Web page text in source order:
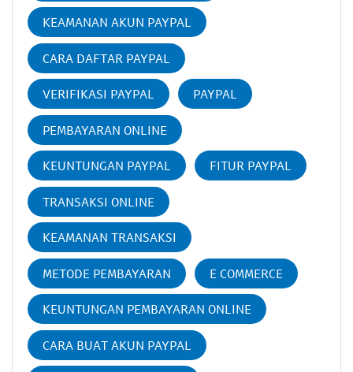
KEAMANAN AKUN PAYPAL
CARA DAFTAR PAYPAL
VERIFIKASI PAYPAL PAYPAL
PEMBAYARAN ONLINE
KEUNTUNGAN PAYPAL FITUR PAYPAL
TRANSAKSI ONLINE
KEAMANAN TRANSAKSI
METODE PEMBAYARAN E COMMERCE
KEUNTUNGAN PEMBAYARAN ONLINE
CARA BUAT AKUN PAYPAL